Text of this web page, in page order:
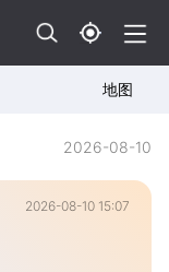
地图
2026-08-10
2026-08-10 15:07